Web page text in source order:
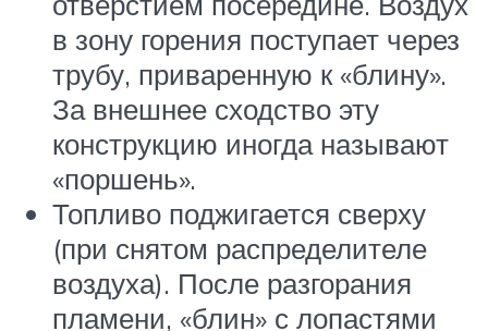
в зону горения поступает через
трубу, приваренную к «блину».
За внешнее сходство эту
конструкцию иногда называют
«поршень».
Топливо поджигается сверху
(при снятом распределителе
воздуха). После разгорания
пламени, «блин» с лопастями